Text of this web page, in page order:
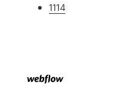
1114